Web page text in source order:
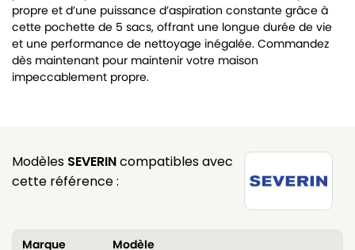
propre et d’une puissance d’aspiration constante grâce à
cette pochette de 5 sacs, offrant une longue durée de vie
et une performance de nettoyage inégalée. Commandez
dès maintenant pour maintenir votre maison
impeccablement propre.
Modèles SEVERINcompatibles avec
cette référence :
Marque
Modèle